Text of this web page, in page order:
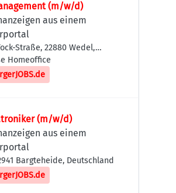
(m/w/d)
aus einem
Straße, 22880 Wedel,
Homeoffice
(m/w/d)
aus einem
Bargteheide, Deutschland